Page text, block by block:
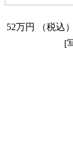
52万円
（税込）
[